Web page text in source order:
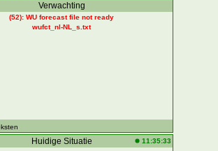
Verwachting
(52): WU forecast file not ready
wufct_nl-NL_s.txt
Huidige Situatie 11:35:33